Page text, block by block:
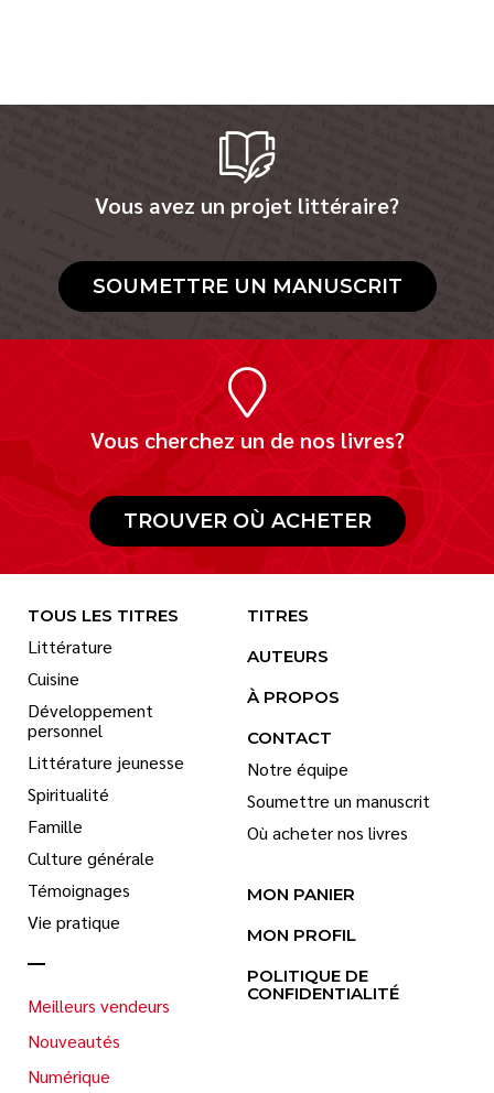
Vous avez un projet littéraire?
SOUMETTRE UN MANUSCRIT
Vous cherchez un de nos livres?
TROUVER OÙ ACHETER
TOUS LES TITRES
Littérature
Cuisine
Développement
personnel
Littérature jeunesse
Spiritualité
Famille
Culture générale
Témoignages
Vie pratique
Meilleurs vendeurs
Nouveautés
Numérique
TITRES
AUTEURS
À PROPOS
CONTACT
Notre équipe
Soumettre un manuscrit
Où acheter nos livres
MON PANIER
MON PROFIL
POLITIQUE DE
CONFIDENTIALITÉ